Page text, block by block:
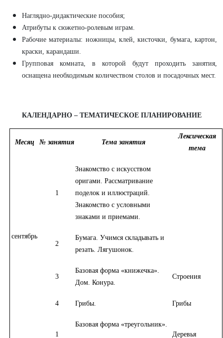
Наглядно-дидактические пособия;
Атрибуты к сюжетно-ролевым играм.
Рабочие материалы: ножницы, клей, кисточки, бумага, картон,
краски, карандаши.
Групповая комната, в которой будут проходить занятия,
оснащена необходимым количеством столов и посадочных мест.
КАЛЕНДАРНО – ТЕМАТИЧЕСКОЕ ПЛАНИРОВАНИЕ
Месяц №занятия Тема занятия
Лексическая
тема
сентябрь
1
Знакомство с искусством
оригами. Рассматривание
поделок и иллюстраций.
Знакомство с условными
знаками и приемами.
2
Бумага. Учимся складывать и
резать. Лягушонок.
3
Базовая форма «книжечка».
Дом. Конура.
Строения
4 Грибы. Грибы
1
Базовая форма «треугольник».
Деревья